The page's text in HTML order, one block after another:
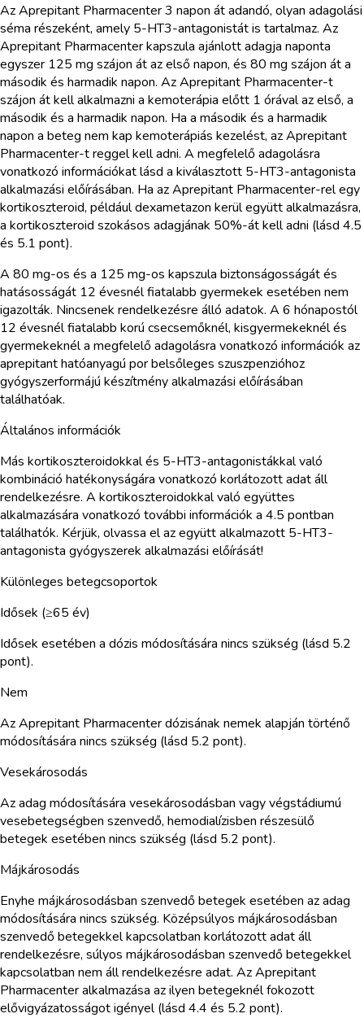
Az Aprepitant Pharmacenter 3 napon át adandó, olyan adagolási
séma részeként, amely 5-HT3-antagonistát is tartalmaz. Az
Aprepitant Pharmacenter kapszula ajánlott adagja naponta
egyszer 125 mg szájon át az első napon, és 80 mg szájon át a
második és harmadik napon. Az Aprepitant Pharmacenter-t
szájon át kell alkalmazni a kemoterápia előtt 1 órával az első, a
második és a harmadik napon. Ha a második és a harmadik
napon a beteg nem kap kemoterápiás kezelést, az Aprepitant
Pharmacenter-t reggel kell adni. A megfelelő adagolásra
vonatkozó információkat lásd a kiválasztott 5-HT3-antagonista
alkalmazási előírásában. Ha az Aprepitant Pharmacenter-rel egy
kortikoszteroid, például dexametazon kerül együtt alkalmazásra,
a kortikoszteroid szokásos adagjának 50%-át kell adni (lásd 4.5
és 5.1 pont).
A 80 mg-os és a 125 mg-os kapszula biztonságosságát és
hatásosságát 12 évesnél fiatalabb gyermekek esetében nem
igazolták. Nincsenek rendelkezésre álló adatok. A 6 hónapostól
12 évesnél fiatalabb korú csecsemőknél, kisgyermekeknél és
gyermekeknél a megfelelő adagolásra vonatkozó információk az
aprepitant hatóanyagú por belsőleges szuszpenzióhoz
gyógyszerformájú készítmény alkalmazási előírásában
találhatóak.
Általános információk
Más kortikoszteroidokkal és 5-HT3-antagonistákkal való
kombináció hatékonyságára vonatkozó korlátozott adat áll
rendelkezésre. A kortikoszteroidokkal való együttes
alkalmazására vonatkozó további információk a 4.5 pontban
találhatók. Kérjük, olvassa el az együtt alkalmazott 5-HT3-
antagonista gyógyszerek alkalmazási előírását!
Különleges betegcsoportok
Idősek (≥65 év)
Idősek esetében a dózis módosítására nincs szükség (lásd 5.2
pont).
Nem
Az Aprepitant Pharmacenter dózisának nemek alapján történő
módosítására nincs szükség (lásd 5.2 pont).
Vesekárosodás
Az adag módosítására vesekárosodásban vagy végstádiumú
vesebetegségben szenvedő, hemodialízisben részesülő
betegek esetében nincs szükség (lásd 5.2 pont).
Májkárosodás
Enyhe májkárosodásban szenvedő betegek esetében az adag
módosítására nincs szükség. Középsúlyos májkárosodásban
szenvedő betegekkel kapcsolatban korlátozott adat áll
rendelkezésre, súlyos májkárosodásban szenvedő betegekkel
kapcsolatban nem áll rendelkezésre adat. Az Aprepitant
Pharmacenter alkalmazása az ilyen betegeknél fokozott
elővigyázatosságot igényel (lásd 4.4 és 5.2 pont).